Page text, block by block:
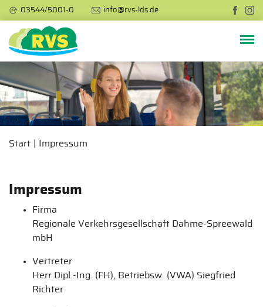
03544/5001-0 info@rvs-lds.de
Start Impressum
Impressum
Firma
Regionale Verkehrsgesellschaft Dahme-Spreewald
mbH
Vertreter
Herr Dipl.-Ing. (FH), Betriebsw. (VWA) Siegfried
Richter